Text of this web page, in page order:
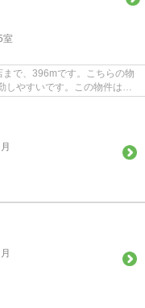
室
で、396mです。こちらの物
しやすいです。この物件は駅